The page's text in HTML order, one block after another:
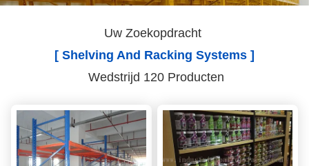
Uw Zoekopdracht
[ Shelving And Racking Systems ]
Wedstrijd 120 Producten